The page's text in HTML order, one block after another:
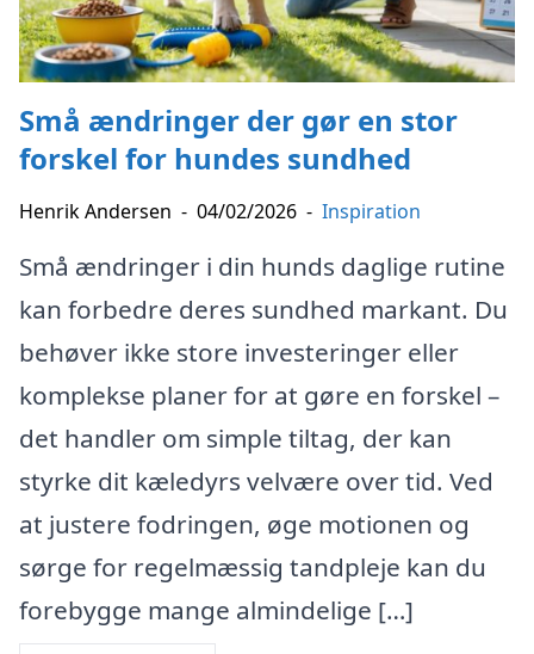
Små ændringer der gør en stor
forskel for hundes sundhed
Henrik Andersen - 04/02/2026 - Inspiration
Små ændringer i din hunds daglige rutine
kan forbedre deres sundhed markant. Du
behøver ikke store investeringer eller
komplekse planer for at gøre en forskel –
det handler om simple tiltag, der kan
styrke dit kæledyrs velvære over tid. Ved
at justere fodringen, øge motionen og
sørge for regelmæssig tandpleje kan du
forebygge mange almindelige […]